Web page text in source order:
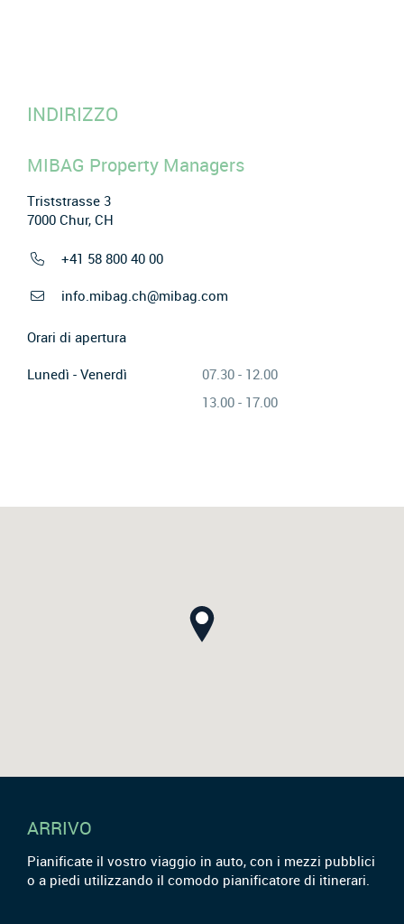
INDIRIZZO
MIBAG Property Managers
Triststrasse 3
7000 Chur, CH
+41 58 800 40 00
info.mibag.ch@mibag.com
Orari di apertura
Lunedì - Venerdì
07.30 - 12.00
13.00 - 17.00
ARRIVO
Pianificate il vostro viaggio in auto, con i mezzi pubblici
o a piedi utilizzando il comodo pianificatore di itinerari.